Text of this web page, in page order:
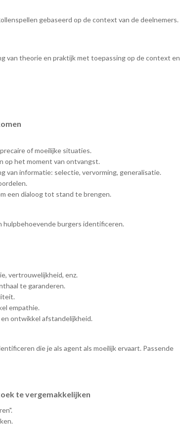
gebaseerd op de context van de deelnemers.
van theorie en praktijk met toepassing op de context en
of moeilijke situaties.
op het moment van ontvangst.
van informatie: selectie, vervorming, generalisatie.
een dialoog tot stand te brengen.
hulpbehoevende burgers identificeren.
vertrouwelijkheid, enz.
te garanderen.
empathie.
ontwikkel afstandelijkheid.
die je als agent als moeilijk ervaart. Passende
te vergemakkelijken